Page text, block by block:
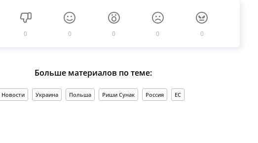
0 0 0 0 0
Больше материалов по теме:
Новости Украина Польша Риши Сунак Россия ЕС